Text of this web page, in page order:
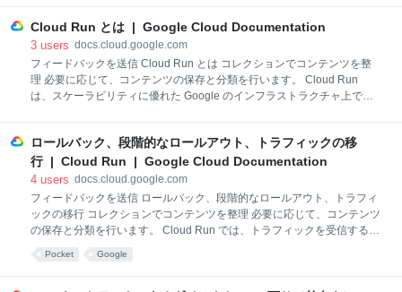
ライフサイクル管理機能を提供しています。 このページでは、この機能
と使用可能なオプションについて説明します。ライフサイクル構成ファ
イルの一般的な形式については、JSON のバケット リソース表現と XML
のライフサイクル構成形式をご覧ください。 はじめに オブジェクトのラ
イフサイクル管理を使用するには、ライフサイクル構成を定義します。
Cloud Run とは | Google Cloud Documentation
3 users docs.cloud.google.com
フィードバックを送信 Cloud Run とは コレクションでコンテンツを整
理 必要に応じて、コンテンツの保存と分類を行います。 Cloud Run
は、スケーラビリティに優れた Google のインフラストラクチャ上でコ
任意のプログラミング言語で記述されたコードを Cloud Run にデプロイ
できます。コンテナ イメージのビルドは任意です。Go、Node.js、
Python、Java、.NET、Ruby、またはサポートされるフレームワークを
使用している場合は、使用している言語のベスト プラクティスに従っ
て、コンテナをビルドするソースベースのデプロイ オプションを使用で
きます。 Google では、 Google Cloud上の他のサービスと連携できるよ
ロールバック、段階的なロールアウト、トラフィックの移
行 | Cloud Run | Google Cloud Documentation
4 users docs.cloud.google.com
フィードバックを送信 ロールバック、段階的なロールアウト、トラフィ
ックの移行 コレクションでコンテンツを整理 必要に応じて、コンテンツ
の保存と分類を行います。 Cloud Run では、トラフィックを受信するリ
す。この機能を使用すると、以前のリビジョンへのロールバック、リビ
Pocket Google